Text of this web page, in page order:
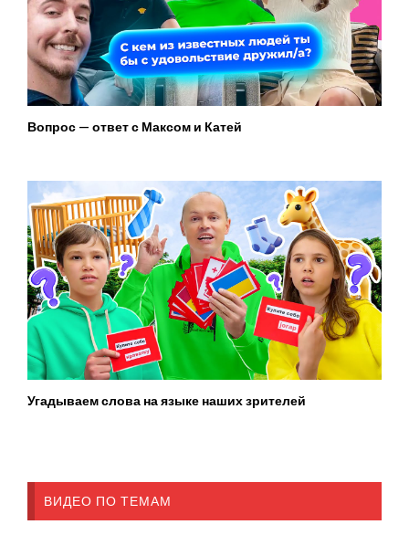
Вопрос — ответ с Максом и Катей
Угадываем слова на языке наших зрителей
ВИДЕО ПО ТЕМАМ